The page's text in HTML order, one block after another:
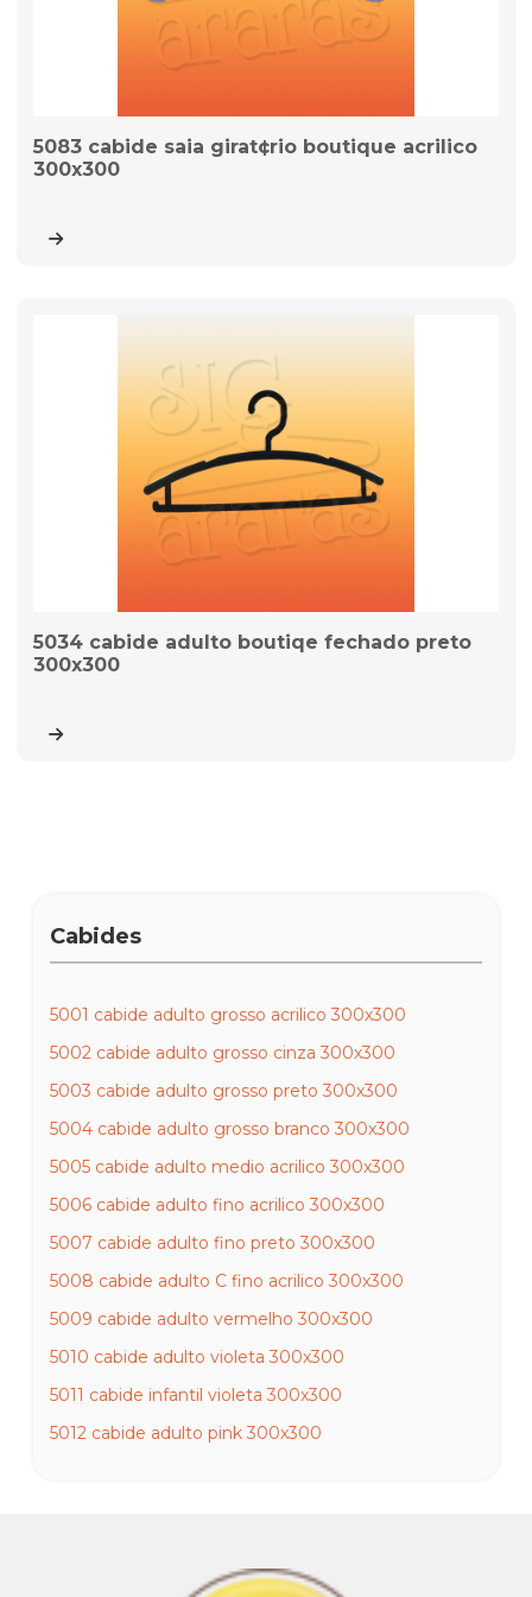
5083 cabide saia girat¢rio boutique acrilico
300x300
5034 cabide adulto boutiqe fechado preto
300x300
Cabides
5001 cabide adulto grosso acrilico 300x300
5002 cabide adulto grosso cinza 300x300
5003 cabide adulto grosso preto 300x300
5004 cabide adulto grosso branco 300x300
5005 cabide adulto medio acrilico 300x300
5006 cabide adulto fino acrilico 300x300
5007 cabide adulto fino preto 300x300
5008 cabide adulto C fino acrilico 300x300
5009 cabide adulto vermelho 300x300
5010 cabide adulto violeta 300x300
5011 cabide infantil violeta 300x300
5012 cabide adulto pink 300x300
5016 cabide adulto fixo fino cavado cinza 300x300